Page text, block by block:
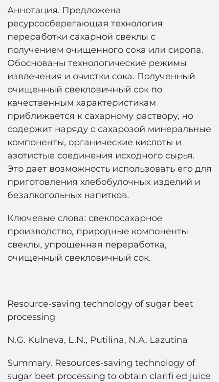
Аннотация. Предложена
ресурсосберегающая технология
переработки сахарной свеклы с
получением очищенного сока или сиропа.
Обоснованы технологические режимы
извлечения и очистки сока. Полученный
очищенный свекловичный сок по
качественным характеристикам
приближается к сахарному раствору, но
содержит наряду с сахарозой минеральные
компоненты, органические кислоты и
азотистые соединения исходного сырья.
Это дает возможность использовать его для
приготовления хлебобулочных изделий и
безалкогольных напитков.
Ключевые слова: свеклосахарное
производство, природные компоненты
свеклы, упрощенная переработка,
очищенный свекловичный сок.
Resource-saving technology of sugar beet
processing
N.G. Kulneva, L.N., Putilina, N.A. Lazutina
Summary. Resources-saving technology of
sugar beet processing to obtain clarifi ed juice